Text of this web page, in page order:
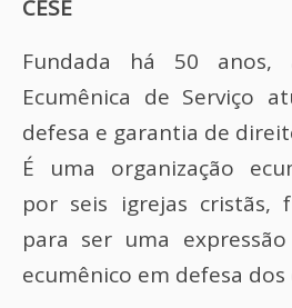
CESE
Fundada há 50 anos,
Ecumênica de Serviço
defesa e garantia de
É uma organização
por seis igrejas cristãs,
para ser uma
ecumênico em defesa